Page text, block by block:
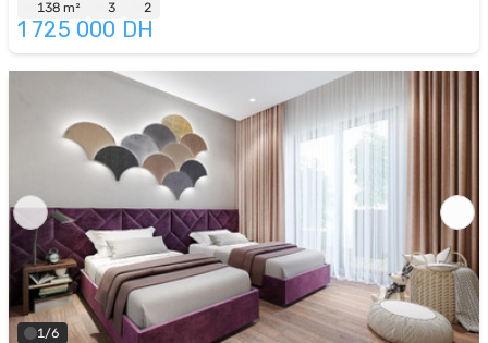
138 m² 3 2
1 725 000 DH
1/6